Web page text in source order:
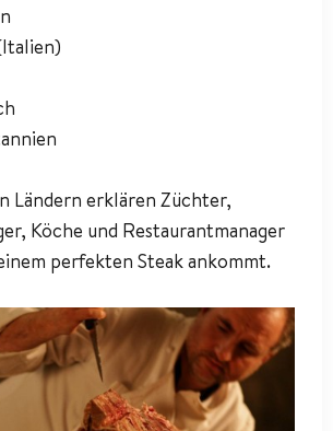
Ländern erklären Züchter,
Köche und Restaurantmanager
perfekten Steak ankommt.